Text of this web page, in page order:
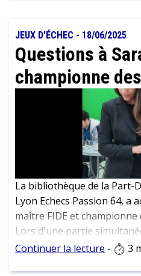
cependant à ne pas trop
passionnant et en ressortir
votre destination ! Nous
JEUX D'ÉCHEC - 18/06/2025
Questions à
championne
La bibliothèque de la Part-
Lyon Echecs Passion 64, a
maître FIDE et
Lors d'une partie
affronté 44 joueuses et
Continuer la lecture - 3